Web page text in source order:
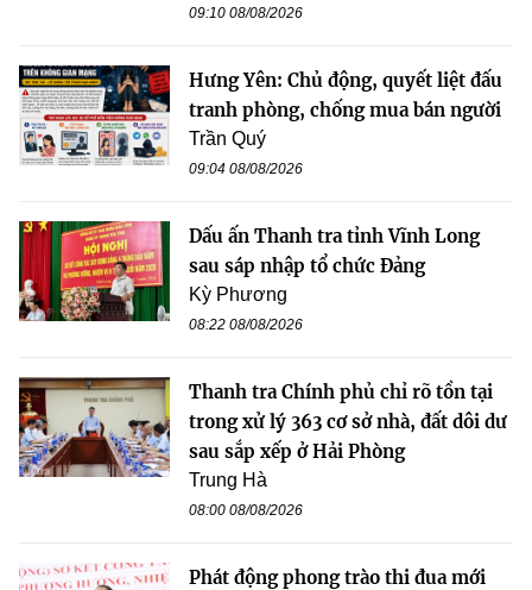
09:10 08/08/2026
Hưng Yên: Chủ động, quyết liệt đấu
tranh phòng, chống mua bán người
Trần Quý
09:04 08/08/2026
Dấu ấn Thanh tra tỉnh Vĩnh Long
sau sáp nhập tổ chức Đảng
Kỳ Phương
08:22 08/08/2026
Thanh tra Chính phủ chỉ rõ tồn tại
trong xử lý 363 cơ sở nhà, đất dôi dư
sau sắp xếp ở Hải Phòng
Trung Hà
08:00 08/08/2026
Phát động phong trào thi đua mới